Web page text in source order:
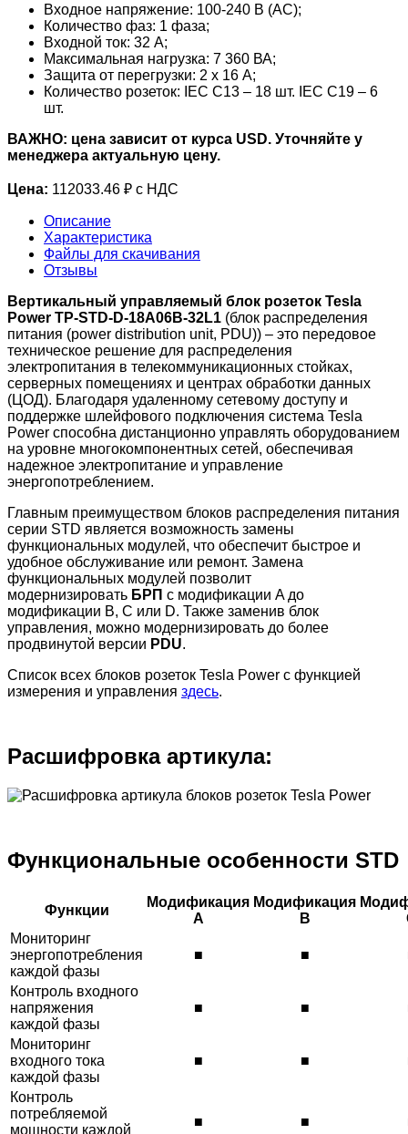
Входное напряжение: 100-240 В (AC);
Количество фаз: 1 фаза;
Входной ток: 32 А;
Максимальная нагрузка: 7 360 ВА;
Защита от перегрузки: 2 х 16 А;
Количество розеток: IEC C13 – 18 шт. IEC C19 – 6
шт.
ВАЖНО: цена зависит от курса USD. Уточняйте у
менеджера актуальную цену.
Цена: 112033.46 ₽ с НДС
Описание
Характеристика
Файлы для скачивания
Отзывы
Вертикальный управляемый блок розеток Tesla
Power TP-STD-D-18A06B-32L1 (блок распределения
питания (power distribution unit, PDU)) – это передовое
техническое решение для распределения
электропитания в телекоммуникационных стойках,
серверных помещениях и центрах обработки данных
(ЦОД). Благодаря удаленному сетевому доступу и
поддержке шлейфового подключения система Tesla
Power способна дистанционно управлять оборудованием
на уровне многокомпонентных сетей, обеспечивая
надежное электропитание и управление
энергопотреблением.
Главным преимуществом блоков распределения питания
серии STD является возможность замены
функциональных модулей, что обеспечит быстрое и
удобное обслуживание или ремонт. Замена
функциональных модулей позволит
модернизировать БРП с модификации A до
модификации B, C или D. Также заменив блок
управления, можно модернизировать до более
продвинутой версии PDU.
Список всех блоков розеток Tesla Power с функцией
измерения и управления здесь.
Расшифровка артикула:
Функциональные особенности STD
Функции
Модификация
A
Модификация
B
Мониторинг
энергопотребления
каждой фазы
■ ■
Контроль входного
напряжения
каждой фазы
■ ■
Мониторинг
входного тока
каждой фазы
■ ■
Контроль
потребляемой
мощности каждой
■ ■